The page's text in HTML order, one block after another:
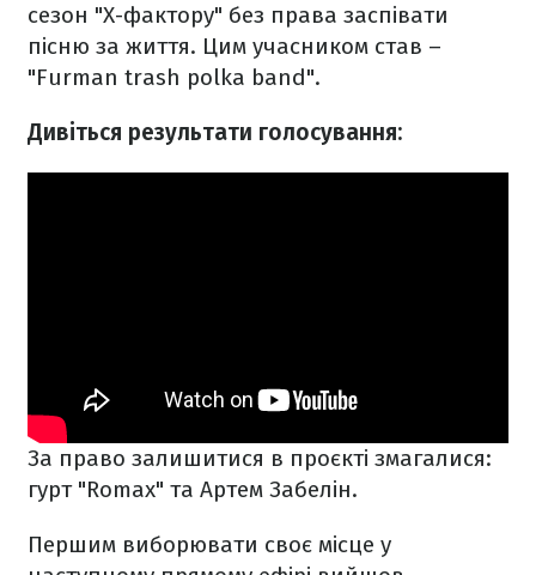
сезон "Х-фактору" без права заспівати
пісню за життя. Цим учасником став –
"Furman trash polka band".
Дивіться результати голосування:
За право залишитися в проєкті змагалися:
гурт "Romax" та Артем Забелін.
Першим виборювати своє місце у